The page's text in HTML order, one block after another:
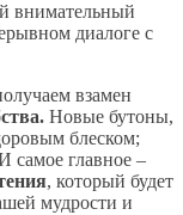
внимательный
диалоге с
взамен
Новые бутоны,
блеском;
самое главное –
, который будет
мудрости и